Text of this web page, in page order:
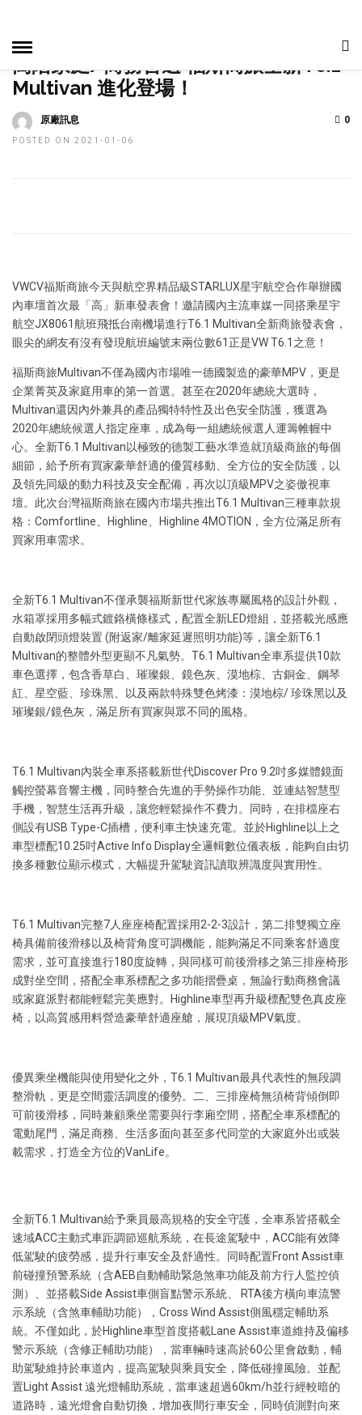
高階家庭/商務首選 福斯商旅全新T6.1
Multivan 進化登場！
原廠訊息
POSTED ON 2021-01-06
0
VWCV福斯商旅今天與航空界精品級STARLUX星宇航空合作舉辦國
內車壇首次最「高」新車發表會！邀請國內主流車媒一同搭乘星宇
航空JX8061航班飛抵台南機場進行T6.1 Multivan全新商旅發表會，
眼尖的網友有沒有發現航班編號末兩位數61正是VW T6.1之意！
福斯商旅Multivan不僅為國內市場唯一德國製造的豪華MPV，更是
企業菁英及家庭用車的第一首選。甚至在2020年總統大選時，
Multivan還因內外兼具的產品獨特特性及出色安全防護，獲選為
2020年總統候選人指定座車，成為每一組總統候選人運籌帷幄中
心。全新T6.1 Multivan以極致的德製工藝水準造就頂級商旅的每個
細節，給予所有買家豪華舒適的優質移動、全方位的安全防護，以
及領先同級的動力科技及安全配備，再次以頂級MPV之姿傲視車
壇。此次台灣福斯商旅在國內市場共推出T6.1 Multivan三種車款規
格：Comfortline、Highline、Highline 4MOTION，全方位滿足所有
買家用車需求。
全新T6.1 Multivan不僅承襲福斯新世代家族專屬風格的設計外觀，
水箱罩採用多幅式鍍鉻橫條樣式，配置全新LED燈組，並搭載光感應
自動啟閉頭燈裝置 (附返家/離家延遲照明功能)等，讓全新T6.1
Multivan的整體外型更顯不凡氣勢。T6.1 Multivan全車系提供10款
車色選擇，包含香草白、璀璨銀、鏡色灰、漠地棕、古銅金、鋼琴
紅、星空藍、珍珠黑、以及兩款特殊雙色烤漆：漠地棕/ 珍珠黑以及
璀璨銀/鏡色灰，滿足所有買家與眾不同的風格。
T6.1 Multivan內裝全車系搭載新世代Discover Pro 9.2吋多媒體鏡面
觸控螢幕音響主機，同時整合先進的手勢操作功能、並連結智慧型
手機，智慧生活再升級，讓您輕鬆操作不費力。同時，在排檔座右
側設有USB Type-C插槽，便利車主快速充電。並於Highline以上之
車型標配10.25吋Active Info Display全邏輯數位儀表板，能夠自由切
換多種數位顯示模式，大幅提升駕駛資訊讀取辨識度與實用性。
T6.1 Multivan完整7人座座椅配置採用2-2-3設計，第二排雙獨立座
椅具備前後滑移以及椅背角度可調機能，能夠滿足不同乘客舒適度
需求，並可直接進行180度旋轉，與同樣可前後滑移之第三排座椅形
成對坐空間，搭配全車系標配之多功能摺疊桌，無論行動商務會議
或家庭派對都能輕鬆完美應對。Highline車型再升級標配雙色真皮座
椅，以高質感用料營造豪華舒適座艙，展現頂級MPV氣度。
優異乘坐機能與使用變化之外，T6.1 Multivan最具代表性的無段調
整滑軌，更是空間靈活調度的優勢。二、三排座椅無須椅背傾倒即
可前後滑移，同時兼顧乘坐需要與行李廂空間，搭配全車系標配的
電動尾門，滿足商務、生活多面向甚至多代同堂的大家庭外出或裝
載需求，打造全方位的VanLife。
全新T6.1 Multivan給予乘員最高規格的安全守護，全車系皆搭載全
速域ACC主動式車距調節巡航系統，在長途駕駛中，ACC能有效降
低駕駛的疲勞感，提升行車安全及舒適性。同時配置Front Assist車
前碰撞預警系統（含AEB自動輔助緊急煞車功能及前方行人監控偵
測）、並搭載Side Assist車側盲點警示系統、 RTA後方橫向車流警
示系統（含煞車輔助功能），Cross Wind Assist側風穩定輔助系
統。不僅如此，於Highline車型首度搭載Lane Assist車道維持及偏移
警示系統（含修正輔助功能），當車輛時速高於60公里會啟動，輔
助駕駛維持於車道內，提高駕駛與乘員安全，降低碰撞風險。並配
置Light Assist 遠光燈輔助系統，當車速超過60km/h並行經較暗的
道路時，遠光燈會自動切換，增加夜間行車安全，同時偵測對向來